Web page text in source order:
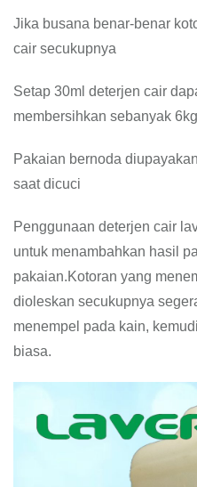
Jika busana benar-benar
cair secukupnya
Setap 30ml deterjen cair
membersihkan sebanyak
Pakaian bernoda
saat dicuci
Penggunaan deterjen cair
untuk menambahkan hasil
pakaian.Kotoran yang
dioleskan secukupnya
menempel pada kain,
biasa.